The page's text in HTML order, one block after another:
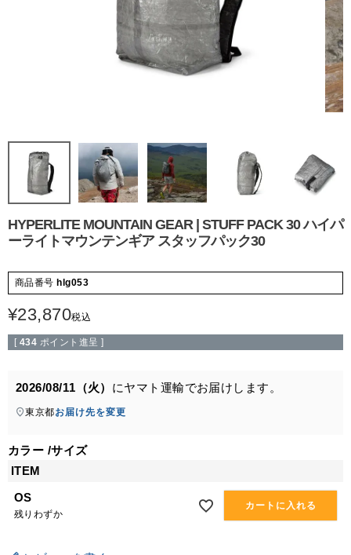
HYPERLITE MOUNTAIN GEAR | STUFF PACK 30 ハイパ
ーライトマウンテンギア スタッフパック30
商品番号 hlg053
¥23,870税込
[ 434 ポイント進呈 ]
2026/08/11（火） にヤマト運輸でお届けします。
東京都お届け先を変更
カラー サイズ
ITEM
OS
残りわずか
カートに入れる